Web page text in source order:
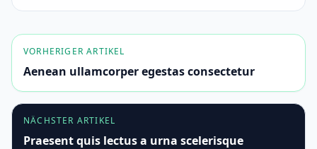
VORHERIGER ARTIKEL
Aenean ullamcorper egestas consectetur
NÄCHSTER ARTIKEL
Praesent quis lectus a urna scelerisque